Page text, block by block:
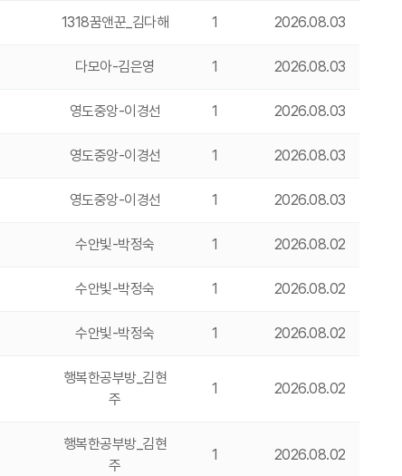
1318꿈앤꾼_김다해 1 2026.08.03
다모아-김은영 1 2026.08.03
영도중앙-이경선 1 2026.08.03
영도중앙-이경선 1 2026.08.03
영도중앙-이경선 1 2026.08.03
수안빛-박정숙 1 2026.08.02
수안빛-박정숙 1 2026.08.02
수안빛-박정숙 1 2026.08.02
행복한공부방_김현
주
1 2026.08.02
행복한공부방_김현
주
1 2026.08.02